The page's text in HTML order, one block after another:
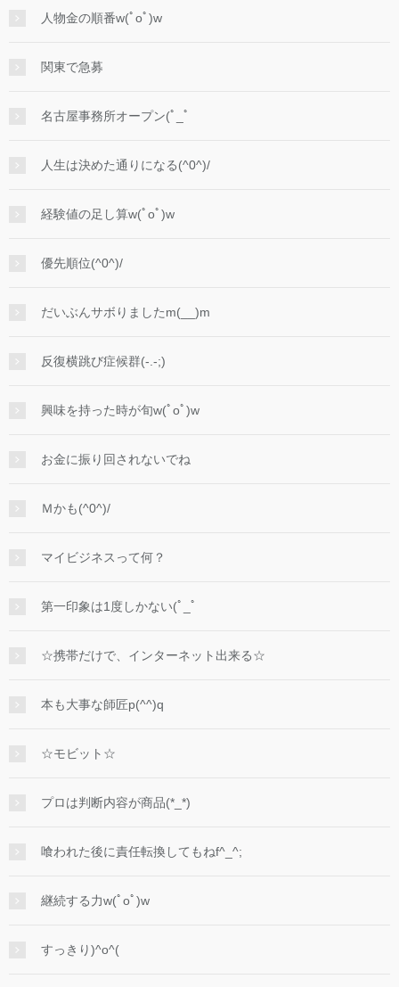
人物金の順番w(ﾟoﾟ)w
関東で急募
名古屋事務所オープン(ﾟ_ﾟ
人生は決めた通りになる(^0^)/
経験値の足し算w(ﾟoﾟ)w
優先順位(^0^)/
だいぶんサボりましたm(__)m
反復横跳び症候群(-.-;)
興味を持った時が旬w(ﾟoﾟ)w
お金に振り回されないでね
Ｍかも(^0^)/
マイビジネスって何？
第一印象は1度しかない(ﾟ_ﾟ
☆携帯だけで、インターネット出来る☆
本も大事な師匠p(^^)q
☆モビット☆
プロは判断内容が商品(*_*)
喰われた後に責任転換してもねf^_^;
継続する力w(ﾟoﾟ)w
すっきり)^o^(